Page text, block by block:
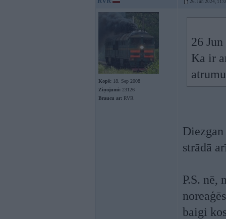
26. Jun 2024,
Kopš: 18. Sep 2008
Ziņojumi: 23126
Braucu ar: RVR
26
Ka ir
strādā
P.S. nē,
baigi